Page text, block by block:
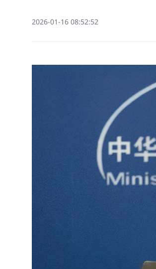
2026-01-16 08:52:52